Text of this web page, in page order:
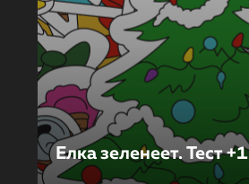
Елка зеленеет. Тест +1